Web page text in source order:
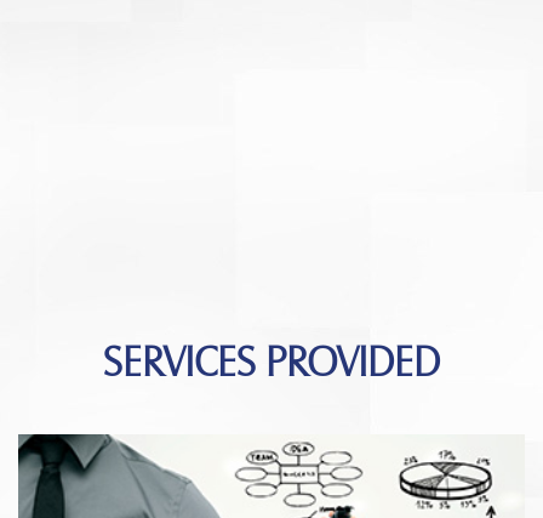
SERVICES PROVIDED